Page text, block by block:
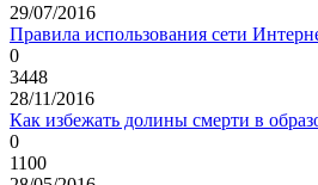
29/07/2016
Правила использования сети
0
3448
28/11/2016
Как избежать долины смерти в
0
1100